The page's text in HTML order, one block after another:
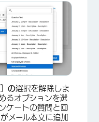
×
の選択を解除しま
るオプションを選
ケートの質問と回
メール本文に追加